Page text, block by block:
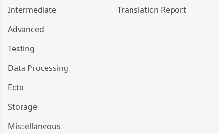
Intermediate
Advanced
Testing
Data Processing
Ecto
Storage
Miscellaneous
Translation Report